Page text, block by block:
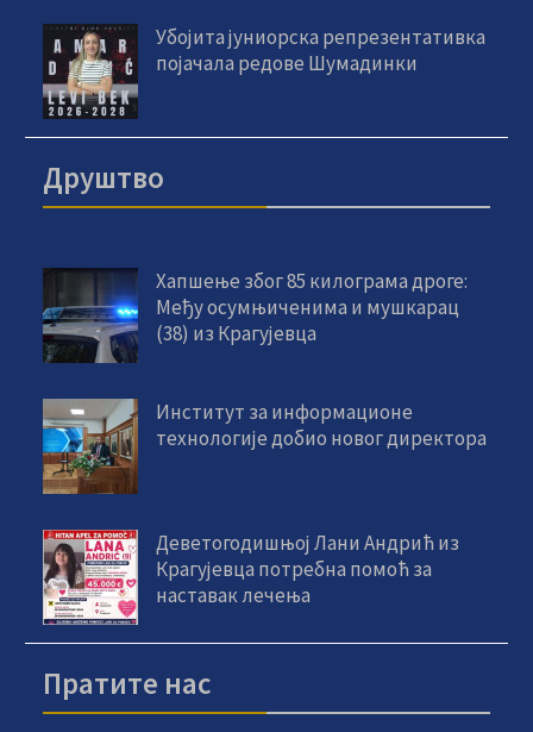
Убојита јуниорска репрезентативка
појачала редове Шумадинки
Друштво
Хапшење због 85 килограма дроге:
Међу осумњиченима и мушкарац
(38) из Крагујевца
Институт за информационе
технологије добио новог директора
Деветогодишњој Лани Андрић из
Крагујевца потребна помоћ за
наставак лечења
Пратите нас